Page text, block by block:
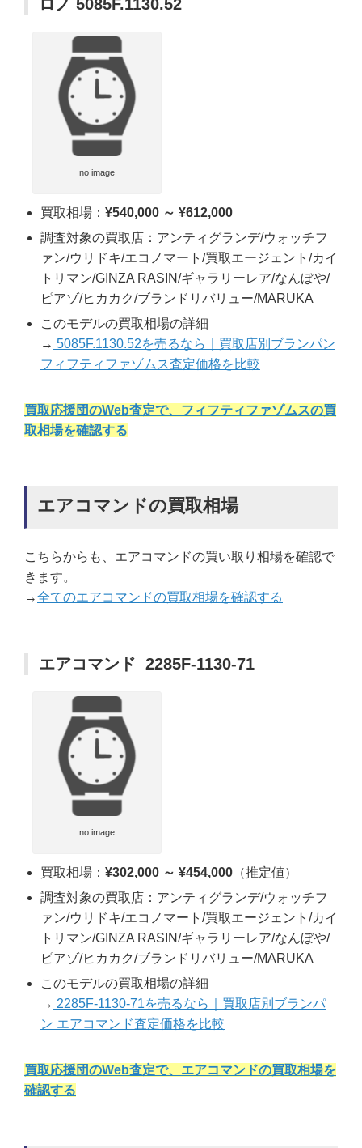
ロノ 5085F.1130.52
no image
買取相場： ¥540,000 ～ ¥612,000
調査対象の買取店：アンティグランデ/ウォッチフ
ァン/ウリドキ/エコノマート/買取エージェント/カイ
トリマン/GINZA RASIN/ギャラリーレア/なんぼや/
ピアゾ/ヒカカク/ブランドリバリュー/MARUKA
このモデルの買取相場の詳細
→ 5085F.1130.52を売るなら｜買取店別ブランパン
フィフティファゾムス査定価格を比較
買取応援団のWeb査定で、フィフティファゾムスの買
取相場を確認する
エアコマンドの買取相場
こちらからも、エアコマンドの買い取り相場を確認で
きます。
→全てのエアコマンドの買取相場を確認する
エアコマンド 2285F-1130-71
no image
買取相場： ¥302,000 ～ ¥454,000 （推定値）
調査対象の買取店：アンティグランデ/ウォッチフ
ァン/ウリドキ/エコノマート/買取エージェント/カイ
トリマン/GINZA RASIN/ギャラリーレア/なんぼや/
ピアゾ/ヒカカク/ブランドリバリュー/MARUKA
このモデルの買取相場の詳細
→ 2285F-1130-71を売るなら｜買取店別ブランパ
ン エアコマンド査定価格を比較
買取応援団のWeb査定で、エアコマンドの買取相場を
確認する